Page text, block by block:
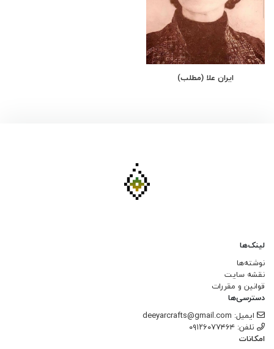
ایران علا (مطلب)
لینک‌ها
نوشته‌ها
نقشه سایت
قوانین و مقررات
دسترسی‌ها
ایمیل: deeyarcrafts@gmail.com
تلفن: ۰۹۱۲۶۰۷۷۴۶۴
امکانات